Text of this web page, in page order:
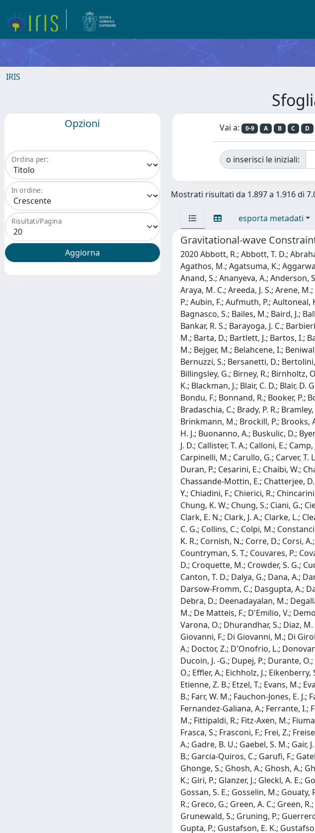
IRIS
Opzioni
Ordina per:
In ordine:
Risultati/Pagina
Vai a: 0-9 A B C D
o inserisci le iniziali:
Mostrati risultati da 1.897 a 1.916 di
esporta metadati
Gravitational-wave
2020 Abbott, R.; Abbott, T. D.; Abraham, S.; Acernese, F.; Ackley, K.; Adams, A.; Adams, C.; Adhikari, R. X.; Adya, V. B.; Affeldt, C.; Agathos, M.; Agatsuma, K.; Aggarwal, N.; Aguiar, O. D.; Aiello, L.; Ain, A.; Ajith, P.; Allen, G.; Allocca, A.; Altin, P. A.; Amato, A.; Anand, S.; Ananyeva, A.; Anderson, S. B.; Anderson, W. G.; Angelova, S. V.; Ansoldi, S.; Antelis, J. M.; Antier, S.; Appert, S.; Arai, K.; Araya, M. C.; Areeda, J. S.; Arene, M.; Arnaud, N.; Aronson, S. M.; Arun, K. G.; Asali, Y.; Ascenzi, S.; Ashton, G.; Aston, S. M.; Astone, P.; Aubin, F.; Aufmuth, P.; Aultoneal, K.; Austin, C.; Avendano, V.; Babak, S.; Badaracco, F.; Bader, M. K. M.; Bae, S.; Baer, A. M.; Bagnasco, S.; Bailes, M.; Baird, J.; Ball, M.; Ballardin, G.; Ballmer, S. W.; Bals, A.; Balsamo, A.; Baltus, G.; Banagiri, S.; Bankar, D.; Bankar, R. S.; Barayoga, J. C.; Barbieri, C.; Barish, B. C.; Barker, D.; Barneo, P.; Barnum, S.; Barone, F.; Barr, B.; Barsotti, L.; Barsuglia, M.; Barta, D.; Bartlett, J.; Bartos, I.; Bassiri, R.; Basti, A.; Bawaj, M.; Bayley, J. C.; Bazzan, M.; Becher, B. R.; Becsy, B.; Bedakihale, V. M.; Bejger, M.; Belahcene, I.; Beniwal, D.; Benjamin, M. G.; Bennett, T. F.; Bentley, J. D.; Bergamin, F.; Berger, B. K.; Bergmann, G.; Bernuzzi, S.; Bersanetti, D.; Bertolini, A.; Betzwieser, J.; Bhandare, R.; Bhandari, A. V.; Bhattacharjee, D.; Bidler, J.; Bilenko, I. A.; Billingsley, G.; Birney, R.; Birnholtz, O.; Biscans, S.; Bischi, M.; Biscoveanu, S.; Bisht, A.; Bitossi, M.; Bizouard, M. -A.; Blackburn, J. K.; Blackman, J.; Blair, C. D.; Blair, D. G.; Blair, R. M.; Blanch, O.; Bobba, F.; Bode, N.; Boer, M.; Boetzel, Y.; Bogaert, G.; Boldrini, M.; Bondu, F.; Bonnand, R.; Booker, P.; Boom, B. A.; Bork, R.; Boschi, V.; Bose, S.; Bossilkov, V.; Boudart, V.; Bouffanais, Y.; Bozzi, A.; Bradaschia, C.; Brady, P. R.; Bramley, A.; Branchesi, M.; Brau, J. E.; Breschi, M.; Briant, T.; Briggs, J. H.; Brighenti, F.; Brillet, A.; Brinkmann, M.; Brockill, P.; Brooks, A. F.; Brooks, J.; Brown, D. D.; Brunett, S.; Bruno, G.; Bruntz, R.; Buikema, A.; Bulik, T.; Bulten, H. J.; Buonanno, A.; Buskulic, D.; Byer, R. L.; Cabero, M.; Cadonati, L.; Caesar, M.; Cagnoli, G.; Cahillane, C.; Bustillo, J. C.; Callaghan, J. D.; Callister, T. A.; Calloni, E.; Camp, J. B.; Canepa, M.; Cannon, K. C.; Cao, H.; Cao, J.; Carapella, G.; Carbognani, F.; Carney, M. F.; Carpinelli, M.; Carullo, G.; Carver, T. L.; Diaz, J. C.; Casentini, C.; Caudill, S.; Cavaglia, M.; Cavalier, F.; Cavalieri, R.; Cella, G.; Cerda-Duran, P.; Cesarini, E.; Chaibi, W.; Chakravarti, K.; Chan, C. -L.; Chan, C.; Chandra, K.; Chanial, P.; Chao, S.; Charlton, P.; Chase, E. A.; Chassande-Mottin, E.; Chatterjee, D.; Chaturvedi, M.; Chen, A.; Chen, H. Y.; Chen, X.; Chen, Y.; Cheng, H. -P.; Cheong, C. K.; Chia, H. Y.; Chiadini, F.; Chierici, R.; Chincarini, A.;